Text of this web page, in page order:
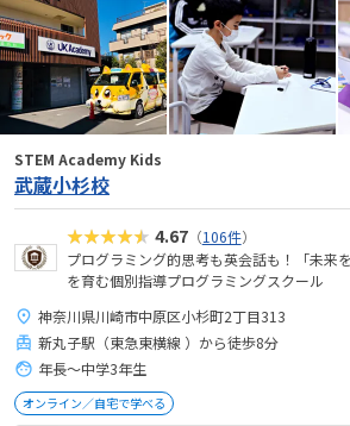
STEM Academy Kids
武蔵小杉校
★★★★★ 4.67（106件）
プログラミング的思考も英会話も！「未来
を育む個別指導プログラミングスクール
神奈川県川崎市中原区小杉町2丁目313
新丸子駅（東急東横線 ）から徒歩8分
年長～中学3年生
オンライン／自宅で学べる